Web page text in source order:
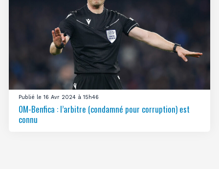
Publié le 16 Avr 2024 à 15h46
OM-Benfica : l’arbitre (condamné pour corruption) est
connu